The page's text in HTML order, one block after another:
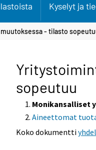
Kyselyt ja
- tilasto
sopeutuu
Monikansalliset
Aineettomat
Koko dokumentti